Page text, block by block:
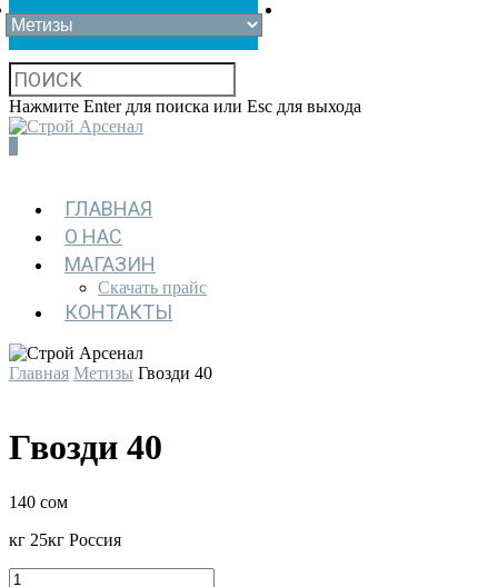
Нажмите Enter для поиска или Esc для выхода
ГЛАВНАЯ
О НАС
МАГАЗИН
Скачать прайс
КОНТАКТЫ
Главная Метизы Гвозди 40
Гвозди 40
140 сом
кг 25кг Россия
Количество